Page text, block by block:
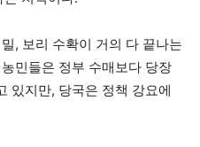
, 보리 수확이 거의 다 끝나는
민들은 정부 수매보다 당장
있지만, 당국은 정책 강요에